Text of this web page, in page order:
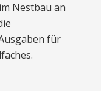
Nestbau an
für